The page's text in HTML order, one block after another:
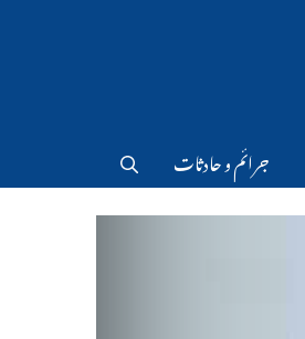
جرائم و حادثات